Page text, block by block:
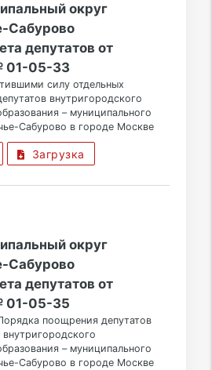
округ
Сабурово
депутатов от
01-05-33
силу отдельных
внутригородского
– муниципального
Сабурово в городе Москве
Загрузка
округ
Сабурово
депутатов от
01-05-35
поощрения депутатов
– муниципального
Сабурово в городе Москве